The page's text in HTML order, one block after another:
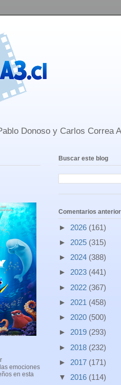
Donoso y Carlos Correa
emociones
en esta
Buscar este blog
Comentarios
► 2026 (161)
► 2025 (315)
► 2024 (388)
► 2023 (441)
► 2022 (367)
► 2021 (458)
► 2020 (500)
► 2019 (293)
► 2018 (232)
► 2017 (171)
▼ 2016 (114)